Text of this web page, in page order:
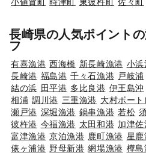
長崎県の人気ポイント
フ
有喜漁港 西海橋 新長崎漁港 小浜
長崎港 福島港 千々石漁港 戸岐浦
結の浜 田平港 多比良港 伊王島沖
相浦 調川港 三重漁港 大村ボー
瀬戸港 深堀漁港 鍋串漁港 若松
彼杵港 今福漁港 太田和港 加津佐
富津漁港 京泊漁港 鹿町漁港 星鹿
俵ヶ浦港 野母新港 網場漁港 樺島